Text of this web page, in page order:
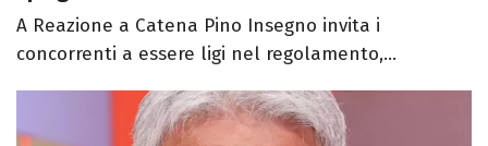
A Reazione a Catena Pino Insegno invita i
concorrenti a essere ligi nel regolamento,...